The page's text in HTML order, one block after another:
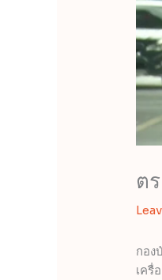
ต
กอง
เครื่